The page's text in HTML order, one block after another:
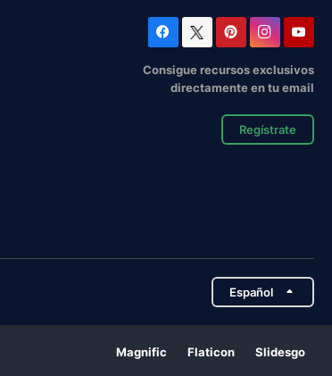
Consigue recursos exclusivos
directamente en tu email
Regístrate
Español
Magnific Flaticon Slidesgo